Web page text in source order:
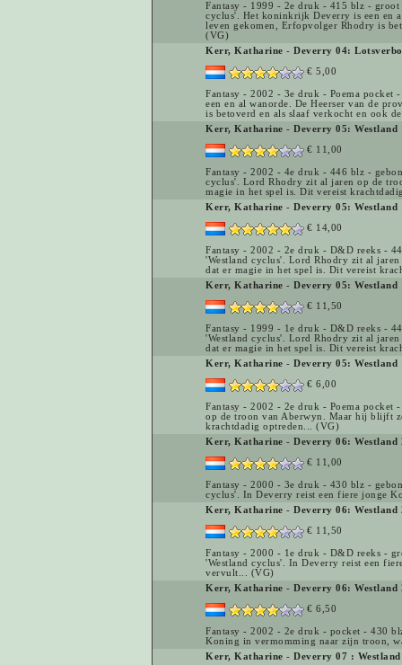
Fantasy - 1999 - 2e druk - 415 blz -
cyclus'. Het koninkrijk Deverry is een en
leven gekomen, Erfopvolger Rhodry is
(VG)
Kerr, Katharine - Deverry 04:
€ 5,00
Fantasy - 2002 - 3e druk - Poema
een en al wanorde. De Heerser van de
is betoverd en als slaaf verkocht en ook
Kerr, Katharine - Deverry 05:
€ 11,00
Fantasy - 2002 - 4e druk - 446 blz -
cyclus'. Lord Rhodry zit al jaren op de
magie in het spel is. Dit vereist
Kerr, Katharine - Deverry 05: Westland
€ 14,00
Fantasy - 2002 - 2e druk - D&D reeks -
'Westland cyclus'. Lord Rhodry zit al
dat er magie in het spel is. Dit vereist
Kerr, Katharine - Deverry 05: Westland
€ 11,50
Fantasy - 1999 - 1e druk - D&D reeks -
'Westland cyclus'. Lord Rhodry zit al
dat er magie in het spel is. Dit vereist
Kerr, Katharine - Deverry 05: Westland
€ 6,00
Fantasy - 2002 - 2e druk - Poema pocket
op de troon van Aberwyn. Maar hij blijft
krachtdadig optreden... (VG)
Kerr, Katharine - Deverry 06:
€ 11,00
Fantasy - 2000 - 3e druk - 430 blz -
cyclus'. In Deverry reist een fiere jonge
Kerr, Katharine - Deverry 06: Westland
€ 11,50
Fantasy - 2000 - 1e druk - D&D reeks -
'Westland cyclus'. In Deverry reist een
vervult... (VG)
Kerr, Katharine - Deverry 06: Westland
€ 6,50
Fantasy - 2002 - 2e druk - pocket - 430
Koning in vermomming naar zijn troon,
Kerr, Katharine - Deverry 07 :